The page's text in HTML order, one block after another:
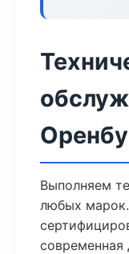
Выполняем
любых
современная